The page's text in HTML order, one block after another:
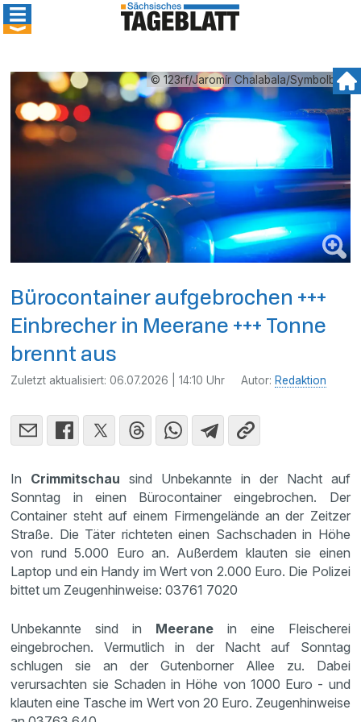
© 123rf/Jaromír Chalabala/Symbolbild
Bürocontainer aufgebrochen +++
Einbrecher in Meerane +++ Tonne
brennt aus
Zuletzt aktualisiert:06.07.2026 | 14:10 Uhr Autor: Redaktion
In Crimmitschau sind Unbekannte in der Nacht auf
Sonntag in einen Bürocontainer eingebrochen. Der
Container steht auf einem Firmengelände an der Zeitzer
Straße. Die Täter richteten einen Sachschaden in Höhe
von rund 5.000 Euro an. Außerdem klauten sie einen
Laptop und ein Handy im Wert von 2.000 Euro. Die Polizei
bittet um Zeugenhinweise: 03761 7020
Unbekannte sind in Meerane in eine Fleischerei
eingebrochen. Vermutlich in der Nacht auf Sonntag
schlugen sie an der Gutenborner Allee zu. Dabei
verursachten sie Schaden in Höhe von 1000 Euro - und
klauten eine Tasche im Wert von 20 Euro. Zeugenhinweise